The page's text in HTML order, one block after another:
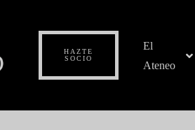
HAZTE
SOCIO
El
Ateneo